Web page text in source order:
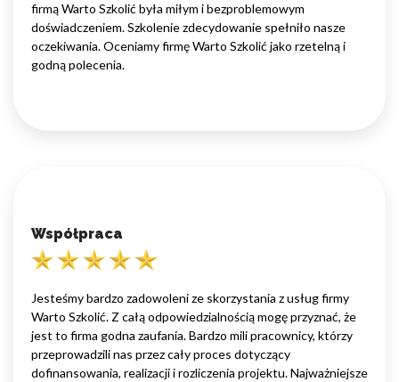
firmą Warto Szkolić była miłym i bezproblemowym
doświadczeniem. Szkolenie zdecydowanie spełniło nasze
oczekiwania. Oceniamy firmę Warto Szkolić jako rzetelną i
godną polecenia.
Współpraca
Jesteśmy bardzo zadowoleni ze skorzystania z usług firmy
Warto Szkolić. Z całą odpowiedzialnością mogę przyznać, że
jest to firma godna zaufania. Bardzo mili pracownicy, którzy
przeprowadzili nas przez cały proces dotyczący
dofinansowania, realizacji i rozliczenia projektu. Najważniejsze